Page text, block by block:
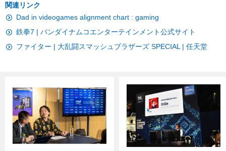
関連リンク
Dad in videogames alignment chart : gaming
鉄拳7 | バンダイナムコエンターテインメント公式サイト
ファイター | 大乱闘スマッシュブラザーズ SPECIAL | 任天堂